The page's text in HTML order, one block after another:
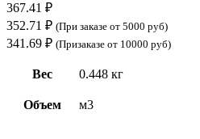
367.41 ₽
352.71 ₽ (При заказе от 5000 руб)
341.69 ₽ (Призаказе от 10000 руб)
Вес 0.448 кг
Объем м3